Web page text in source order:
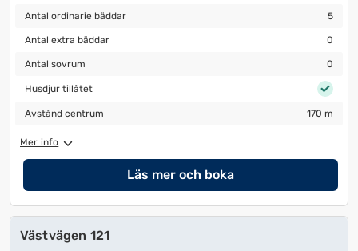
Antal ordinarie bäddar
Antal ordinarie bäddar 5
Antal extra bäddar
Antal extra bäddar 0
Antal sovrum
Antal sovrum 0
Husdjur tillåtet
Husdjur tillåtet
Avstånd centrum
Avstånd centrum 170 m
Mer info
Läs mer och boka
Västvägen 121